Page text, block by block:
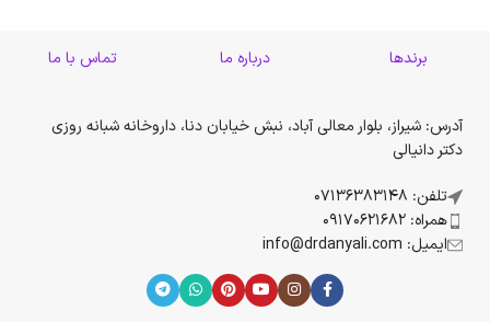
برندها درباره ما تماس با ما
آدرس: شیراز، بلوار معالی آباد، نبش خیابان دنا، داروخانه شبانه روزی
دکتر دانیالی
تلفن: 07136383148
همراه: 09170621682
ایمیل: info@drdanyali.com